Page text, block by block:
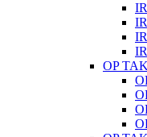
OP TAK